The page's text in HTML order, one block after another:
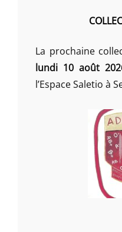
La prochaine
lundi 10 août
l’Espace Saletio à